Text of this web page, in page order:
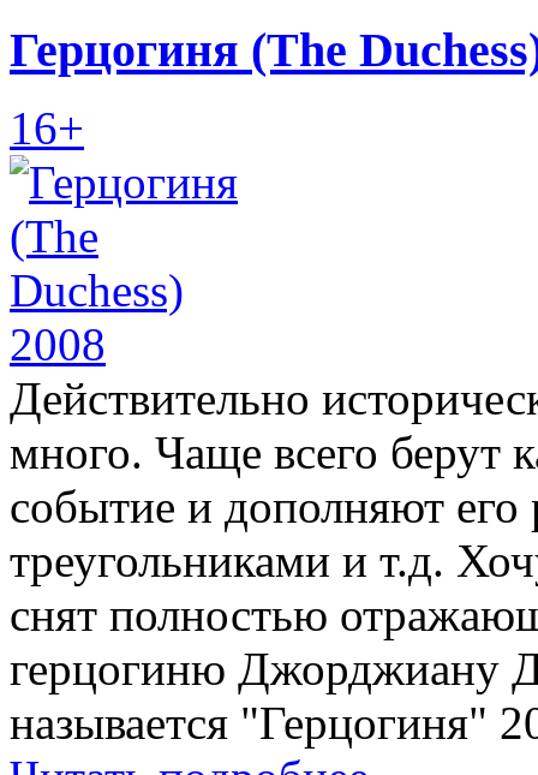
Герцогиня (The
16+
Действительно
много. Чаще всего берут
событие и дополняют
треугольниками и т.д.
снят полностью
герцогиню Джорджиану
называется "Герцогиня"